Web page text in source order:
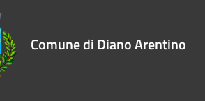
Comune di Diano Arentino